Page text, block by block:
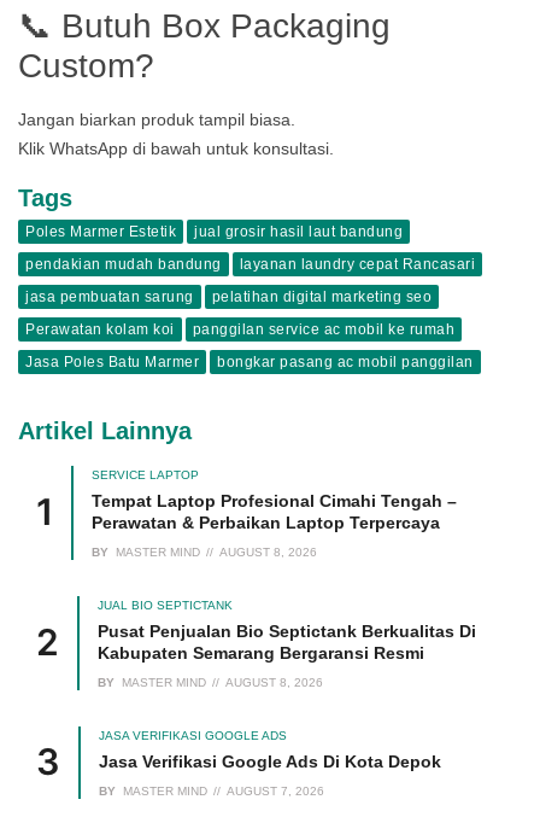
📞 Butuh Box Packaging
Custom?
Jangan biarkan produk tampil biasa.
Klik WhatsApp di bawah untuk konsultasi.
Tags
Poles Marmer Estetik
jual grosir hasil laut bandung
pendakian mudah bandung
layanan laundry cepat Rancasari
jasa pembuatan sarung
pelatihan digital marketing seo
Perawatan kolam koi
panggilan service ac mobil ke rumah
Jasa Poles Batu Marmer
bongkar pasang ac mobil panggilan
Artikel Lainnya
SERVICE LAPTOP
Tempat Laptop Profesional Cimahi Tengah –
Perawatan & Perbaikan Laptop Terpercaya
BY MASTER MIND AUGUST 8, 2026
JUAL BIO SEPTICTANK
Pusat Penjualan Bio Septictank Berkualitas Di
Kabupaten Semarang Bergaransi Resmi
BY MASTER MIND AUGUST 8, 2026
JASA VERIFIKASI GOOGLE ADS
Jasa Verifikasi Google Ads Di Kota Depok
BY MASTER MIND AUGUST 7, 2026